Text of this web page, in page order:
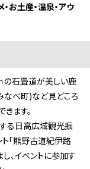
・お土産・温泉・アウ
石畳道が美しい鹿
べ町)など見どころ
ます。
る日高広域観光振
「熊野古道紀伊路
、イベントに参加す